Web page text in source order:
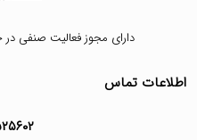
دارای مجوز فعالیت صنفی در
اطلاعات تماس
۰۲۱-